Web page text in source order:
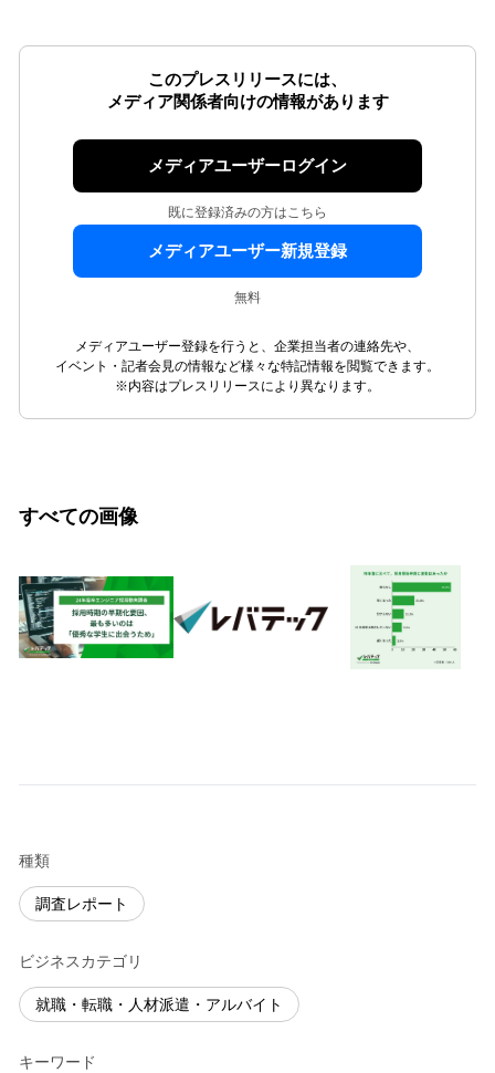
このプレスリリースには、
メディア関係者向けの情報があります
メディアユーザーログイン
既に登録済みの方はこちら
メディアユーザー新規登録
無料
メディアユーザー登録を行うと、企業担当者の連絡先や、
イベント・記者会見の情報など様々な特記情報を閲覧できます。
※内容はプレスリリースにより異なります。
すべての画像
種類
調査レポート
ビジネスカテゴリ
就職・転職・人材派遣・アルバイト
キーワード